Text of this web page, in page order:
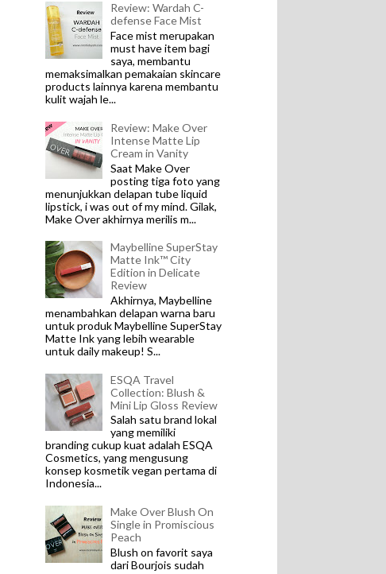
Review: Wardah C-
defense Face Mist
Face mist merupakan
must have item bagi
saya, membantu
memaksimalkan pemakaian skincare
products lainnya karena membantu
kulit wajah le...
Review: Make Over
Intense Matte Lip
Cream in Vanity
Saat Make Over
posting tiga foto yang
menunjukkan delapan tube liquid
lipstick, i was out of my mind. Gilak,
Make Over akhirnya merilis m...
Maybelline SuperStay
Matte Ink™ City
Edition in Delicate
Review
Akhirnya, Maybelline
menambahkan delapan warna baru
untuk produk Maybelline SuperStay
Matte Ink yang lebih wearable
untuk daily makeup! S...
ESQA Travel
Collection: Blush &
Mini Lip Gloss Review
Salah satu brand lokal
yang memiliki
branding cukup kuat adalah ESQA
Cosmetics, yang mengusung
konsep kosmetik vegan pertama di
Indonesia...
Make Over Blush On
Single in Promiscious
Peach
Blush on favorit saya
dari Bourjois sudah